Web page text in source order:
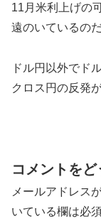
11月米利上げの
遠のいているのだ
ドル円以外でド
クロス円の反発
コメントをど
メールアドレス
いている欄は必